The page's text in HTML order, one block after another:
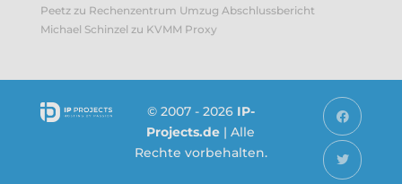
Peetzzu Rechenzentrum Umzug Abschlussbericht
Michael Schinzel zu KVMM Proxy
© 2007 - 2026 IP-
Projects.de | Alle
Rechte vorbehalten.